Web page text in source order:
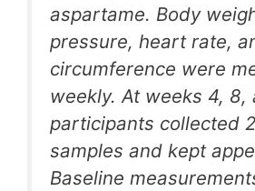
aspartame. Body
pressure, heart rate,
circumference were
weekly. At weeks 4, 8,
participants collected
samples and kept
Baseline